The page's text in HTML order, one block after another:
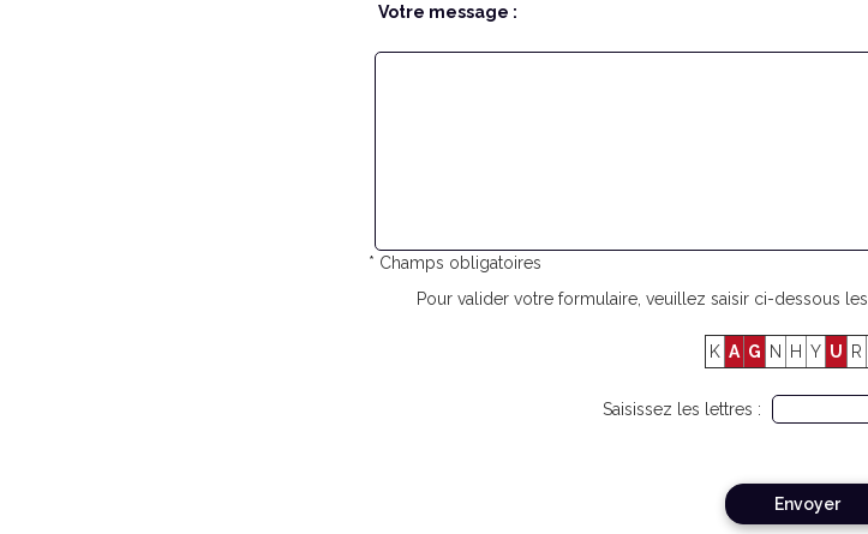
Votre message :
* Champs obligatoires
Pour valider votre formulaire, veuillez saisir ci-dessous
K A G N H Y U R
Saisissez les lettres :